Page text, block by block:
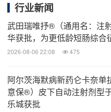
在39例疗效可评估的患
二代TKI作为一线治疗
CCyR，43.3%（13/30
CCyR，44.4%（4/9）
安全性数据
：中位（区间
行业新闻
武田瑞唯抒®（通用名：注
华获批，为更低龄短肠综合
2026-08-06 22:08 475
阿尔茨海默病新药仑卡奈单
意保®）皮下自动注射剂型
乐城获批